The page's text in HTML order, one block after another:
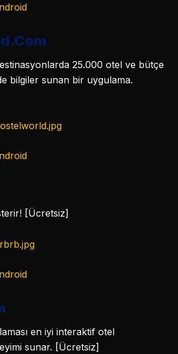
25.000 otel ve bütçe
bilgiler sunan bir uygulama.
[Ücretsiz]
en iyi interaktif otel
sunar. [Ücretsiz]